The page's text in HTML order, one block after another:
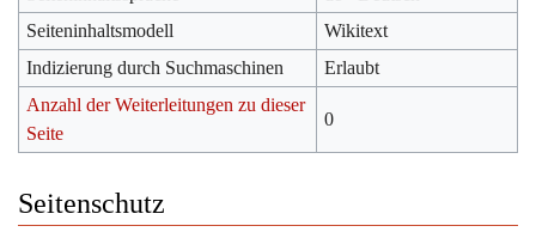
Seiteninhaltsmodell
Wikitext
Indizierung durch Suchmaschinen
Erlaubt
Anzahl der Weiterleitungen zu dieser
Seite
0
Seitenschutz